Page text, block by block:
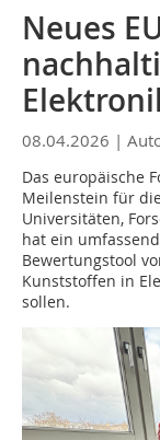
Neues
08.04.2026 |
Das europäische
Meilenstein für
Universitäten,
hat ein
Bewertungstool
Kunststoffen in
sollen.